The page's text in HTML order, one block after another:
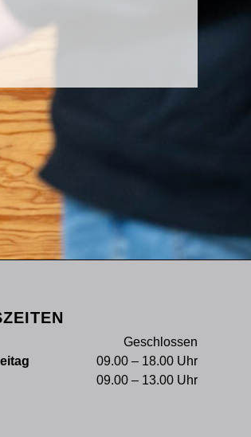
Geschlossen
09.00 – 18.00 Uhr
09.00 – 13.00 Uhr